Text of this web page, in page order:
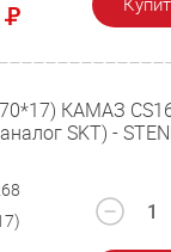
КАМАЗ
SKT) -